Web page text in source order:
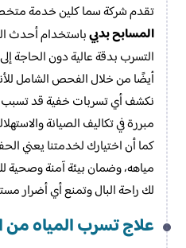
تقدم شركة سما كلين خدمة
المسابح بدبيباستخدام أحدث
التسرب بدقة عالية دون الحاجة
أيضًا من خلال الفحص الشامل
نكشف أي تسربات خفية قد تسبب
مبررة في تكاليف الصيانة
كما أن اختيارك لخدمتنا يعني
مياهه، وضمان بيئة آمنة وصحية
لك راحة البال وتمنع أي أضرار
علاج تسرب المياه من